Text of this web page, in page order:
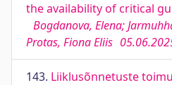
the availability of critical
Bogdanova, Elena;
Protas, Fiona Eliis
143. Liiklusõnnetuste